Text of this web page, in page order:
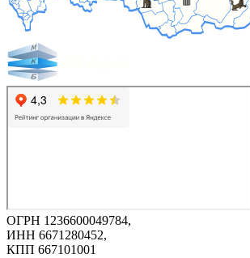
ОГРН 1236600049784,
ИНН 6671280452,
КПП 667101001